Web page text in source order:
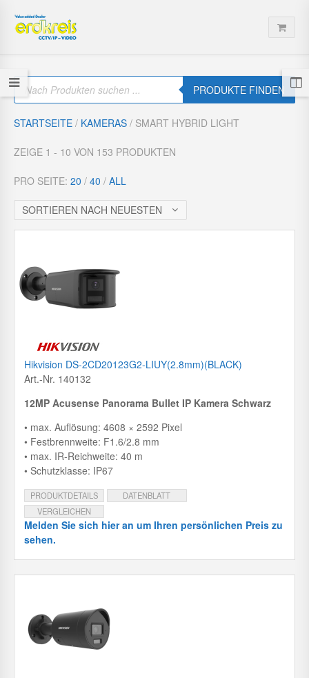
P
r
o
u
c
s
s
a
r
PRODUKTE FINDEN
STARTSEITE / KAMERAS / SMART HYBRID LIGHT
ZEIGE 1 - 10 VON 153 PRODUKTEN
PRO SEITE: 20 / 40 / ALL
SORTIEREN NACH NEUESTEN
Hikvision DS-2CD20123G2-LIUY(2.8mm)(BLACK)
Art.-Nr. 140132
12MP Acusense Panorama Bullet IP Kamera Schwarz
• max. Auflösung: 4608 × 2592 Pixel
• Festbrennweite: F1.6/2.8 mm
• max. IR-Reichweite: 40 m
• Schutzklasse: IP67
PRODUKTDETAILS
DATENBLATT
VERGLEICHEN
Melden Sie sich hier an um Ihren persönlichen Preis zu
sehen.